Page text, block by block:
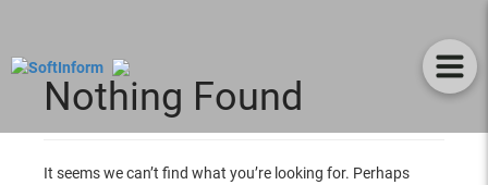
Nothing Found
It seems we can’t find what you’re looking for. Perhaps